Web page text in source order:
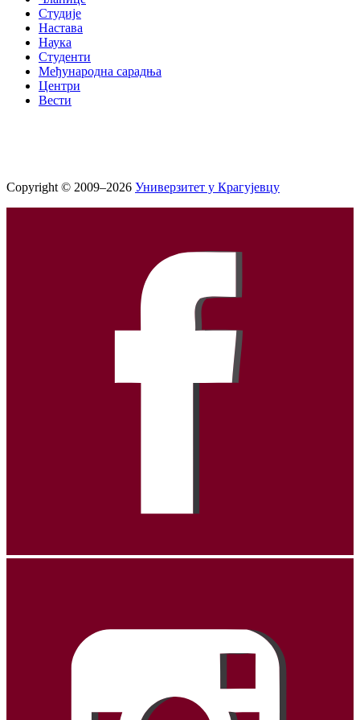
Студије
Настава
Наука
Студенти
Међународна сарадња
Центри
Вести
Copyright © 2009–2026 Универзитет у Крагујевцу